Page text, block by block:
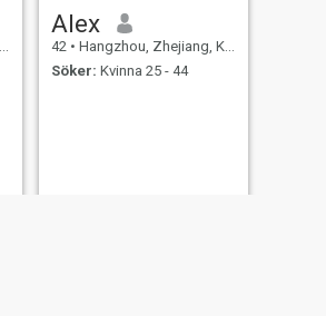
Alex
42 • Hangzhou, Zhejiang, Kina
Söker: Kvinna 25 - 44